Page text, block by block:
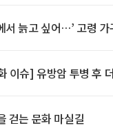
서 늙고 싶어…’ 고령
이슈] 유방암 투병 후
걷는 문화 마실길